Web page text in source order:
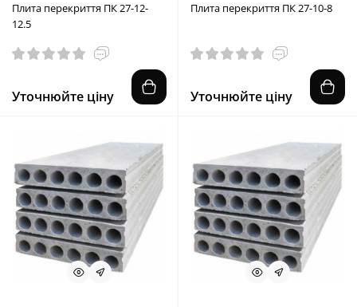
Плита перекриття ПК 27-12-
12.5
Уточнюйте ціну
Плита перекриття ПК 27-10-8
Уточнюйте ціну